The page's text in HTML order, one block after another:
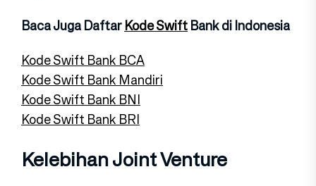
Baca Juga DaftarKode SwiftBank di Indonesia
Kode Swift Bank BCA
Kode Swift Bank Mandiri
Kode Swift Bank BNI
Kode Swift Bank BRI
Kelebihan Joint Venture